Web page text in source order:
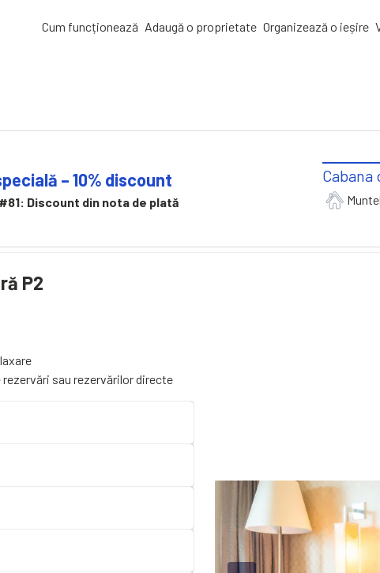
Cum funcționează Adaugă o proprietate Organizează o ieșire
– 10% discount
Discount din nota de plată
Cabana
P2
sau rezervărilor directe